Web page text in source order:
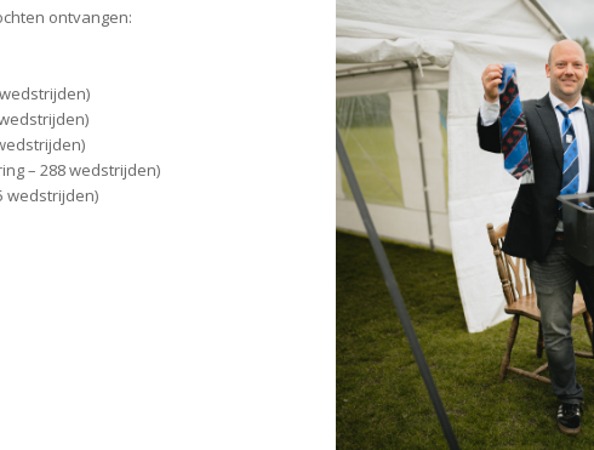
ontvangen:
– 288 wedstrijden)
wedstrijden)